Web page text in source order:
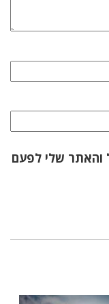
והאתר שלי לפעם